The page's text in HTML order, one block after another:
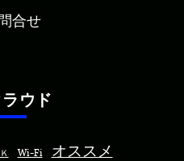
合せ
ウド
Wi-Fi オススメ